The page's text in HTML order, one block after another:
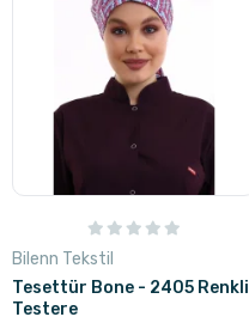
Bilenn Tekstil
Tesettür Bone - 2405 Renkli
Testere